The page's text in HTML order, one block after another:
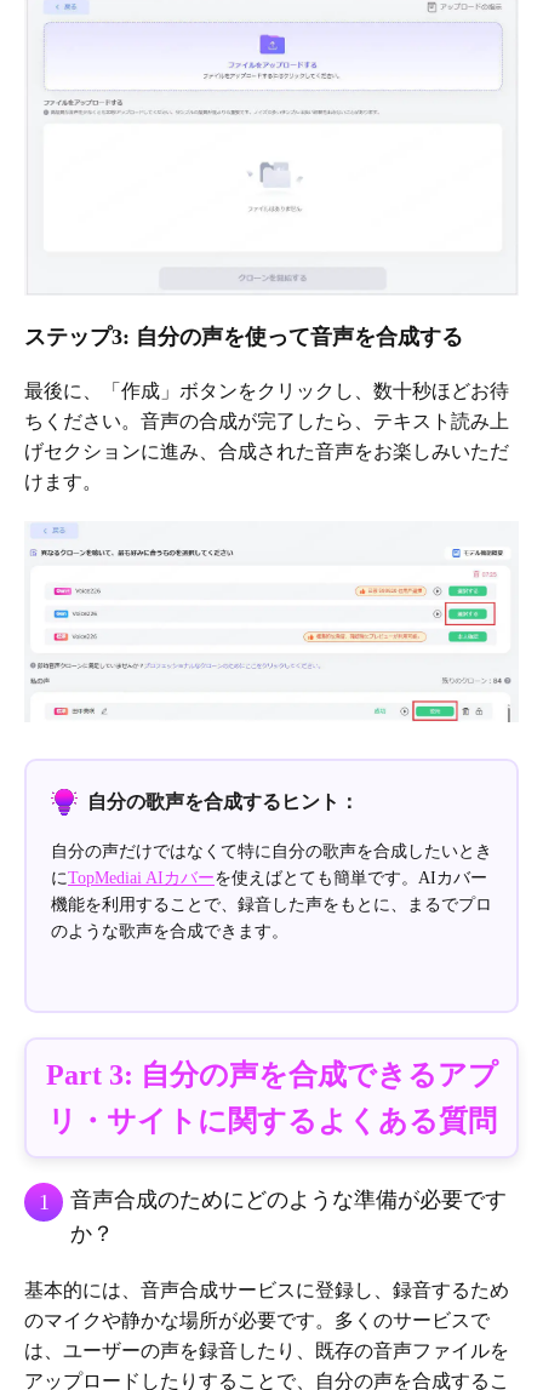
ステップ3: 自分の声を使って音声を合成する
最後に、「作成」ボタンをクリックし、数十秒ほどお待
ちください。音声の合成が完了したら、テキスト読み上
げセクションに進み、合成された音声をお楽しみいただ
けます。
自分の歌声を合成するヒント：
自分の声だけではなくて特に自分の歌声を合成したいとき
にTopMediai AIカバーを使えばとても簡単です。AIカバー
機能を利用することで、録音した声をもとに、まるでプロ
のような歌声を合成できます。
Part 3: 自分の声を合成できるアプ
リ・サイトに関するよくある質問
1
音声合成のためにどのような準備が必要です
か？
基本的には、音声合成サービスに登録し、録音するため
のマイクや静かな場所が必要です。多くのサービスで
は、ユーザーの声を録音したり、既存の音声ファイルを
アップロードしたりすることで、自分の声を合成するこ